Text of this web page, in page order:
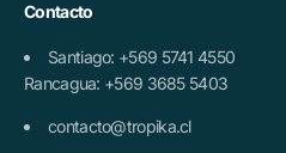
Contacto
Santiago: +569 5741 4550
Rancagua: +569 3685 5403
contacto@tropika.cl